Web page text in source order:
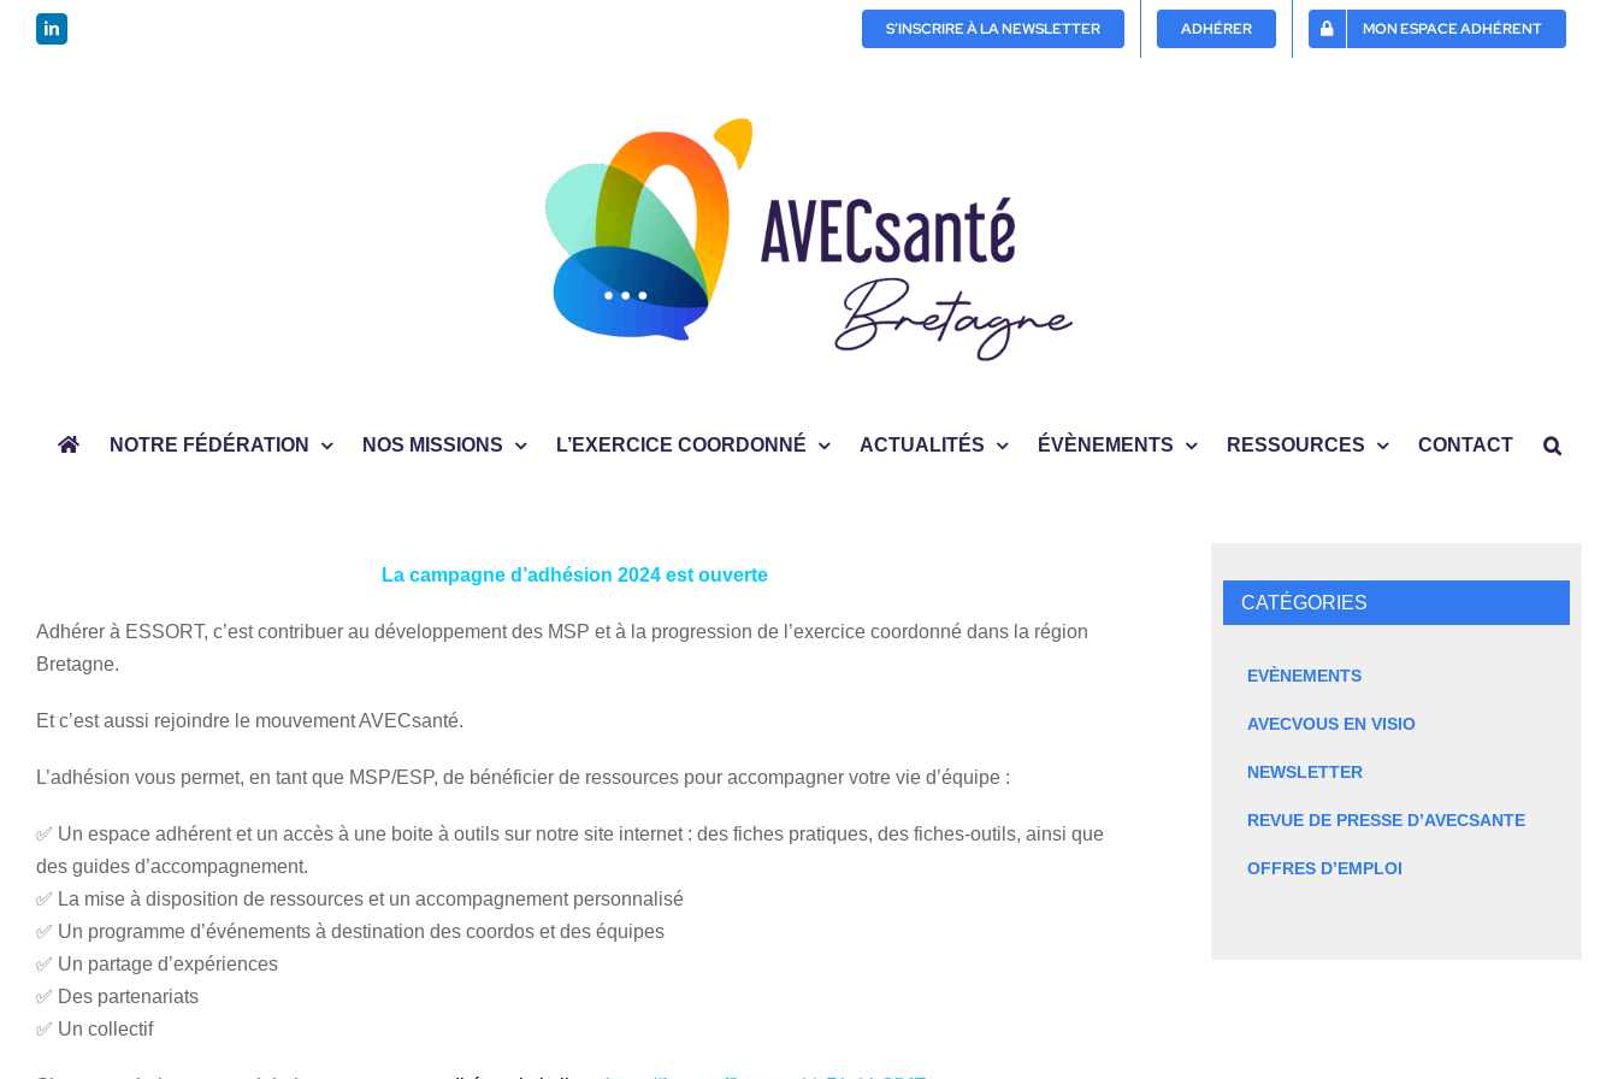
Passer
LinkedIn S’INSCRIRE À LA NEWSLETTER ADHÉRER MON ESPACE ADHÉRENT
NOTRE FÉDÉRATION NOS MISSIONS L’EXERCICE COORDONNÉ ACTUALITÉS ÉVÈNEMENTS RESSOURCES CONTACT
La campagne d’adhésion 2024 est ouverte
Adhérer à ESSORT, c’est contribuer au développement des MSP et à la progression de l’exercice coordonné dans la région
Bretagne.
Et c’est aussi rejoindre le mouvement AVECsanté.
L’adhésion vous permet, en tant que MSP/ESP, de bénéficier de ressources pour accompagner votre vie d’équipe :
✅ Un espace adhérent et un accès à une boite à outils sur notre site internet : des fiches pratiques, des fiches-outils, ainsi que
des guides d’accompagnement.
✅ La mise à disposition de ressources et un accompagnement personnalisé
✅ Un programme d’événements à destination des coordos et des équipes
✅ Un partage d’expériences
✅ Des partenariats
✅ Un collectif
CATÉGORIES
EVÈNEMENTS
AVECVOUS EN VISIO
NEWSLETTER
REVUE DE PRESSE D’AVECSANTE
OFFRES D’EMPLOI